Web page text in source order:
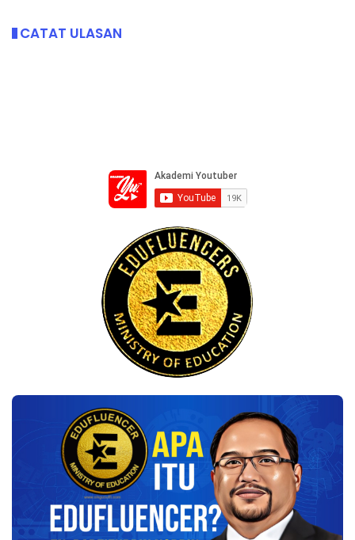
CATAT ULASAN